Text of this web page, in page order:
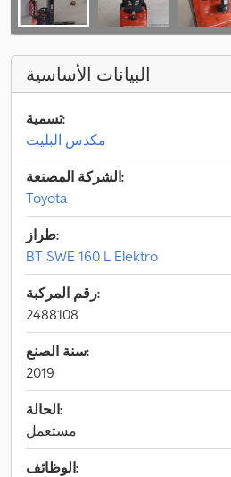
البيانات الأساسية
تسمية:
مكدس البليت
الشركة المصنعة:
Toyota
طراز:
BT SWE 160 L Elektro
رقم المركبة:
2488108
سنة الصنع:
2019
الحالة:
مستعمل
الوظائف: